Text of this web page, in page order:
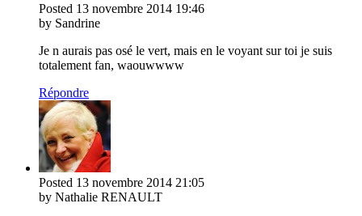
Posted 13 novembre 2014 19:46
by Sandrine
Je n aurais pas osé le vert, mais en le voyant sur toi je suis
totalement fan, waouwwww
Répondre
Posted 13 novembre 2014 21:05
by Nathalie RENAULT